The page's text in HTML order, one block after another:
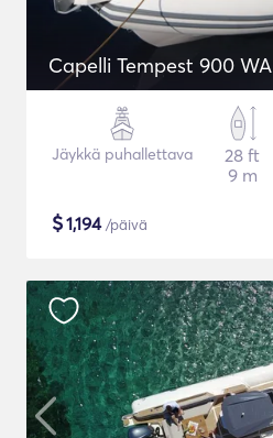
Capelli Tempest 900 WA
Jäykkä puhallettava
28 ft
9 m
$1,194/päivä